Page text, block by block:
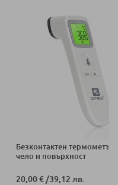
Безконтактен термометър
чело и повърхност
20,00 €/39,12 лв.